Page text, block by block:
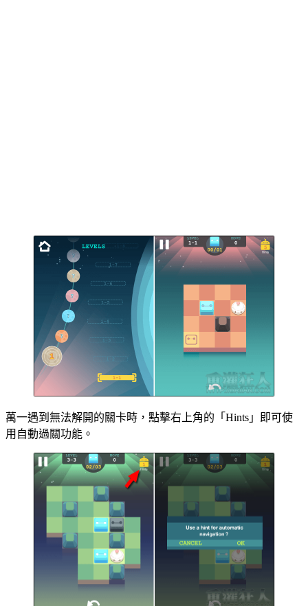
萬一遇到無法解開的關卡時，點擊右上角的「Hints」即可使
用自動過關功能。